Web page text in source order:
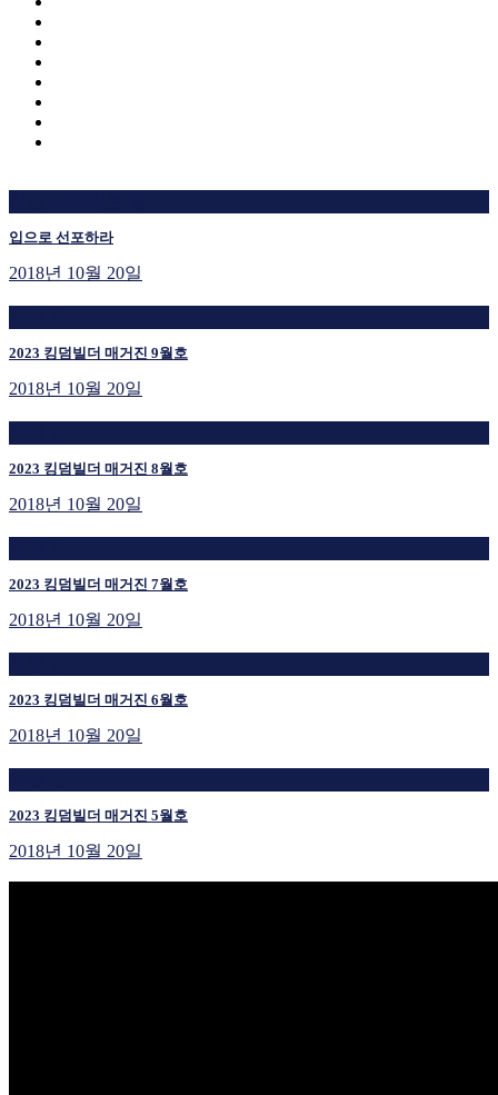
입으로 선포하라
2018년 10월 20일
2023 킹덤빌더 매거진 9월호
2018년 10월 20일
2023 킹덤빌더 매거진 8월호
2018년 10월 20일
2023 킹덤빌더 매거진 7월호
2018년 10월 20일
2023 킹덤빌더 매거진 6월호
2018년 10월 20일
2023 킹덤빌더 매거진 5월호
2018년 10월 20일